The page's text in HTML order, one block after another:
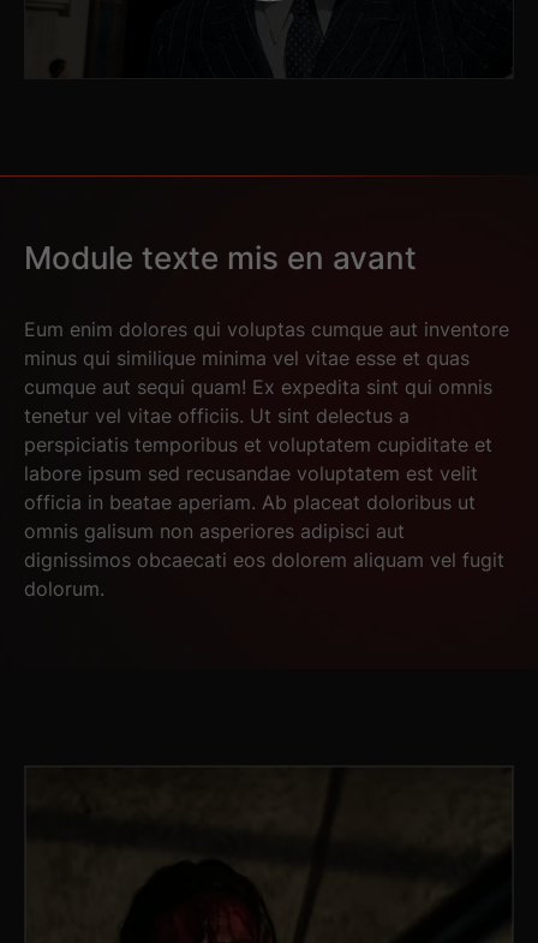
Module texte mis en avant
Eum enim dolores qui voluptas cumque aut inventore
minus qui similique minima vel vitae esse et quas
cumque aut sequi quam! Ex expedita sint qui omnis
tenetur vel vitae officiis. Ut sint delectus a
perspiciatis temporibus et voluptatem cupiditate et
labore ipsum sed recusandae voluptatem est velit
officia in beatae aperiam. Ab placeat doloribus ut
omnis galisum non asperiores adipisci aut
dignissimos obcaecati eos dolorem aliquam vel fugit
dolorum.